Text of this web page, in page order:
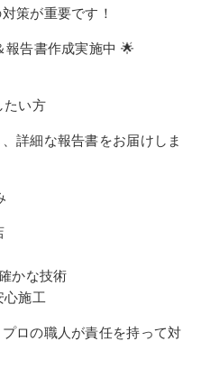
策が重要です！
報告書作成実施中 🌟
たい方
詳細な報告書をお届けしま
かな技術
心施工
ロの職人が責任を持って対